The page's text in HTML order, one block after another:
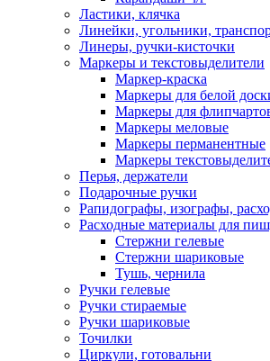
Ластики, клячка
Линейки, угольники,
Линеры, ручки-кисточки
Маркеры и текстовыделители
Маркер-краска
Маркеры для белой
Маркеры для
Маркеры меловые
Маркеры перманентные
Маркеры
Перья, держатели
Подарочные ручки
Рапидографы, изографы,
Расходные материалы для
Стержни гелевые
Стержни шариковые
Тушь, чернила
Ручки гелевые
Ручки стираемые
Ручки шариковые
Точилки
Циркули, готовальни